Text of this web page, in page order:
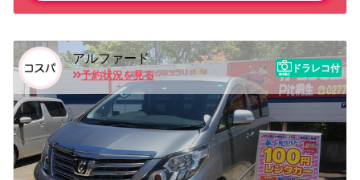
アルファード
予約状況を見る
ドラレコ付